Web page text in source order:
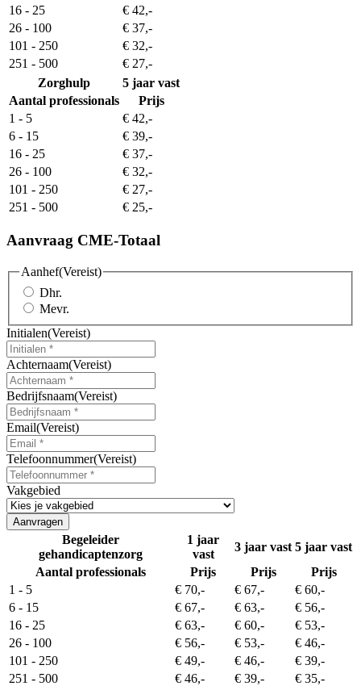
16 - 25
€ 42,-
26 - 100
€ 37,-
101 - 250
€ 32,-
251 - 500
€ 27,-
Zorghulp
5 jaar vast
Aantal professionals
Prijs
1 - 5
€ 42,-
6 - 15
€ 39,-
16 - 25
€ 37,-
26 - 100
€ 32,-
101 - 250
€ 27,-
251 - 500
€ 25,-
Aanvraag CME-Totaal
Aanhef(Vereist)
Dhr.
Mevr.
Initialen(Vereist)
Achternaam(Vereist)
Bedrijfsnaam(Vereist)
Email(Vereist)
Telefoonnummer(Vereist)
Vakgebied
Begeleider
gehandicaptenzorg
1 jaar
vast
3 jaar vast 5 jaar vast
Aantal professionals
Prijs Prijs
Prijs
1 - 5
€ 70,- € 67,-
€ 60,-
6 - 15
€ 67,- € 63,-
€ 56,-
16 - 25
€ 63,- € 60,-
€ 53,-
26 - 100
€ 56,- € 53,-
€ 46,-
101 - 250
€ 49,- € 46,-
€ 39,-
251 - 500
€ 46,- € 39,-
€ 35,-